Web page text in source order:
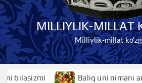
MILLIYLIK-MILLAT
Milliylik-millat
Baliq uni nimani